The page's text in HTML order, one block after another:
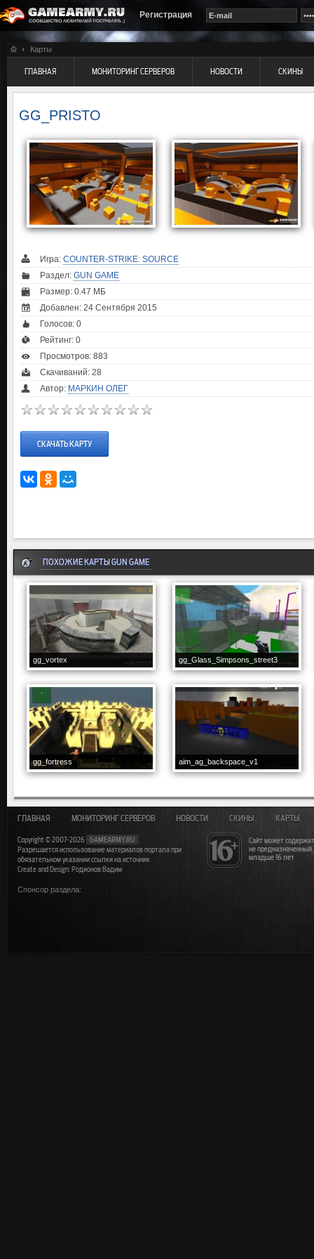
Регистрация
Карты
ГЛАВНАЯ МОНИТОРИНГ СЕРВЕРОВ НОВОСТИ СКИНЫ
GG_PRISTO
Игра: COUNTER-STRIKE: SOURCE
Раздел: GUN GAME
Размер: 0.47 МБ
Добавлен: 24 Сентября 2015
Голосов: 0
Рейтинг: 0
Просмотров: 883
Скачиваний: 28
Автор: МАРКИН ОЛЕГ
СКАЧАТЬ КАРТУ
ПОХОЖИЕ КАРТЫ GUN GAME
gg_vortex gg_Glass_Simpsons_street3
gg_fortress aim_ag_backspace_v1
Сайт может
не
младше 16 лет
ГЛАВНАЯ МОНИТОРИНГ СЕРВЕРОВ НОВОСТИ СКИНЫ КАРТЫ
Copyright © 2007-2026
GAMEARMY.RU
Разрешается использование материалов портала при
обязательном указании ссылки на источник
Create and Design: Родионов Вадим
Спонсор раздела: